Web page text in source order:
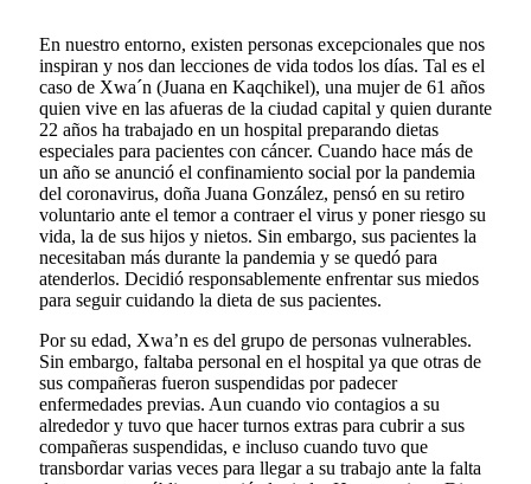
En nuestro entorno, existen personas excepcionales que nos
inspiran y nos dan lecciones de vida todos los días. Tal es el
caso de Xwa´n (Juana en Kaqchikel), una mujer de 61 años
quien vive en las afueras de la ciudad capital y quien durante
22 años ha trabajado en un hospital preparando dietas
especiales para pacientes con cáncer. Cuando hace más de
un año se anunció el confinamiento social por la pandemia
del coronavirus, doña Juana González, pensó en su retiro
voluntario ante el temor a contraer el virus y poner riesgo su
vida, la de sus hijos y nietos. Sin embargo, sus pacientes la
necesitaban más durante la pandemia y se quedó para
atenderlos. Decidió responsablemente enfrentar sus miedos
para seguir cuidando la dieta de sus pacientes.
Por su edad, Xwa’n es del grupo de personas vulnerables.
Sin embargo, faltaba personal en el hospital ya que otras de
sus compañeras fueron suspendidas por padecer
enfermedades previas. Aun cuando vio contagios a su
alrededor y tuvo que hacer turnos extras para cubrir a sus
compañeras suspendidas, e incluso cuando tuvo que
transbordar varias veces para llegar a su trabajo ante la falta